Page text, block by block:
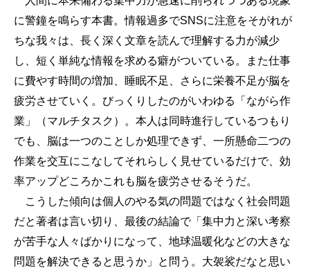
に警鐘を鳴らす本書。情報過多でSNSに注意をそがれが
ちな我々は、長く深く文章を読んで理解する力が減少
し、短く単純な情報を求める癖がついている。また仕事
に費やす時間の増加、睡眠不足、さらに栄養不足が脳を
疲労させていく。びっくりしたのがいわゆる「ながら作
業」（マルチタスク）。本人は同時進行しているつもり
でも、脳は一つのことしか処理できず、一所懸命二つの
作業を交互にこなしてそれらしく見せているだけで、効
率アップどころかこれも脳を疲労させるそうだ。
こうした傾向は個人のやる気の問題ではなく社会問題
だと著者は言い切り、最後の結論で「集中力と深い考察
が苦手な人々ばかりになって、地球温暖化などの大きな
問題を解決できると思うか」と問う。大袈裟だなと思い